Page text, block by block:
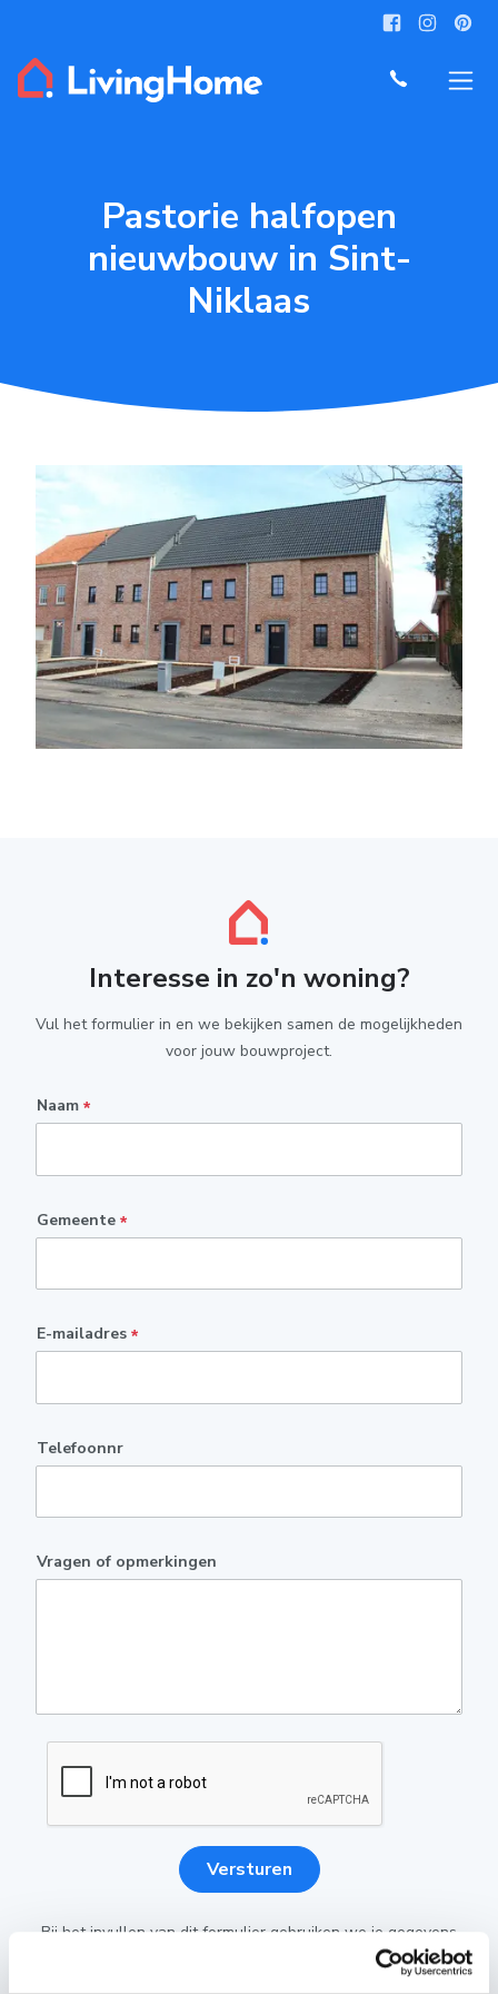
Pastorie halfopen
nieuwbouw in Sint-
Niklaas
Interesse in zo'n woning?
Vul het formulier in en we bekijken samen de mogelijkheden
voor jouw bouwproject.
Naam *
Gemeente *
E-mailadres *
Telefoonnr
Vragen of opmerkingen
Versturen
Bij het invullen van dit formulier gebruiken we je gegevens
enkel om gevolg te geven aan je vraag of opmerking. Bekijk